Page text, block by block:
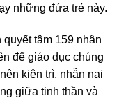
những đứa trẻ này.
tâm 159 nhân
để giáo dục chúng
kiên trì, nhẫn nại
giữa tinh thần và